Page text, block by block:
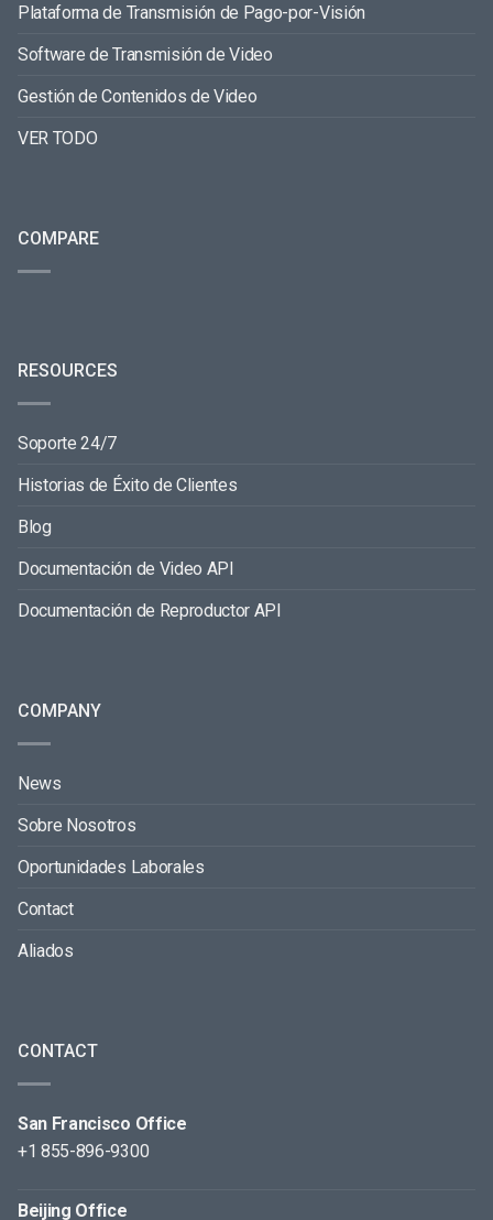
Plataforma de Transmisión de Pago-por-Visión
Software de Transmisión de Video
Gestión de Contenidos de Video
VER TODO
COMPARE
RESOURCES
Soporte 24/7
Historias de Éxito de Clientes
Blog
Documentación de Video API
Documentación de Reproductor API
COMPANY
News
Sobre Nosotros
Oportunidades Laborales
Contact
Aliados
CONTACT
San Francisco Office
+1 855-896-9300
Beijing Office